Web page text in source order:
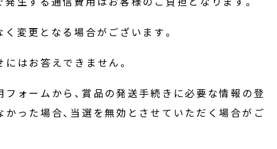
変更となる場合がございます。
はお答えできません。
ォームから、賞品の発送手続きに必要な情報の登
った場合、当選を無効とさせていただく場合がご